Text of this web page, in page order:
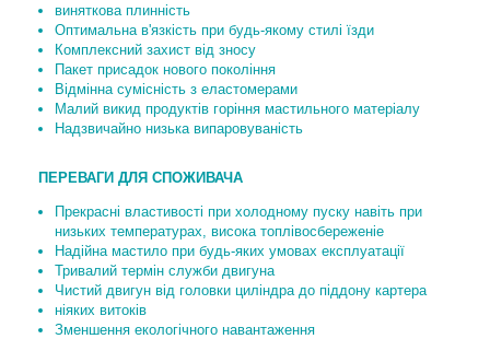
виняткова плинність
Оптимальна в'язкість при будь-якому стилі їзди
Комплексний захист від зносу
Пакет присадок нового покоління
Відмінна сумісність з еластомерами
Малий викид продуктів горіння мастильного матеріалу
Надзвичайно низька випаровуваність
ПЕРЕВАГИ ДЛЯ СПОЖИВАЧА
Прекрасні властивості при холодному пуску навіть при
низьких температурах, висока топлівосбереженіе
Надійна мастило при будь-яких умовах експлуатації
Тривалий термін служби двигуна
Чистий двигун від головки циліндра до піддону картера
ніяких витоків
Зменшення екологічного навантаження